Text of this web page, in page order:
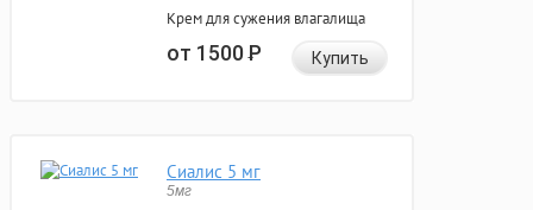
Крем для сужения влагалища
от 1500Р Купить
Сиалис 5 мг
5мг